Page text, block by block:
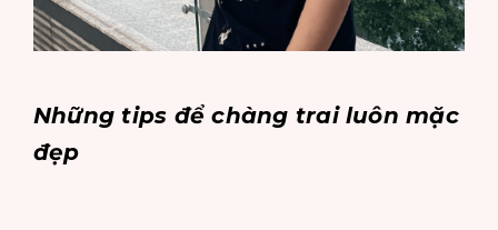
Những tips để chàng trai luôn mặc
đẹp